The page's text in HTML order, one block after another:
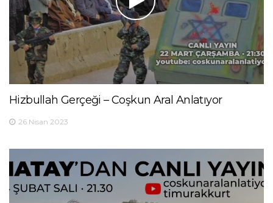
Hizbullah Gerçeği – Coşkun Aral Anlatıyor
26 Nisan 2023